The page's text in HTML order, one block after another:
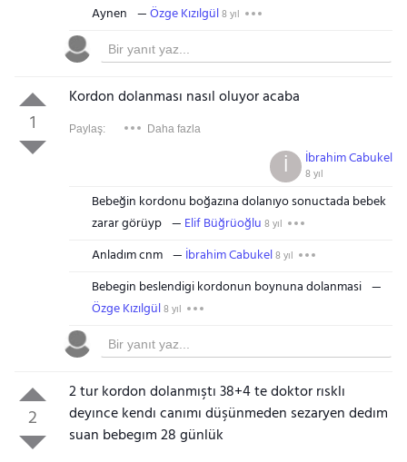
Aynen Özge Kızılgül8 yıl
1
Kordon dolanması nasıl oluyor acaba
Paylaş: Daha fazla
İbrahim Cabukel
8 yıl
İ
Bebeğin kordonu boğazına dolanıyo sonuctada bebek
zarar görüyp
Elif Büğrüoğlu 8 yıl
Anladım cnm İbrahim Cabukel8 yıl
Bebegin beslendigi kordonun boynuna dolanmasi
Özge Kızılgül8 yıl
2
2 tur kordon dolanmıştı 38+4 te doktor rısklı
deyınce kendı canımı düşünmeden sezaryen dedım
suan bebegım 28 günlük